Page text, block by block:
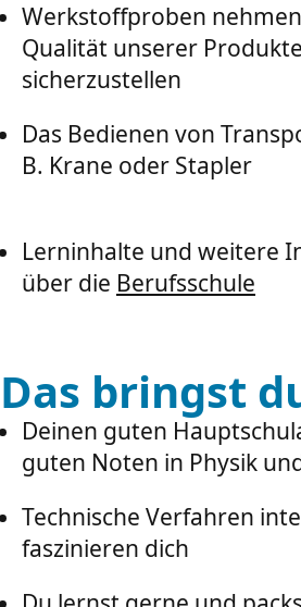
Werkstoffproben
Qualität unserer
sicherzustellen
Das Bedienen von
B. Krane oder Stapler
Lerninhalte und weitere
über die Berufsschule
Das bringst
Deinen guten
guten Noten in Physik
Technische Verfahren
faszinieren dich